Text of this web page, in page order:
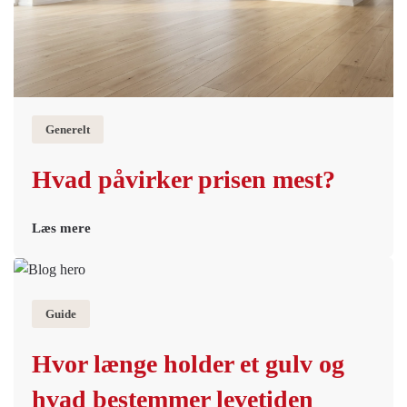
Generelt
Hvad påvirker prisen mest?
Læs mere
Guide
Hvor længe holder et gulv og
hvad bestemmer levetiden